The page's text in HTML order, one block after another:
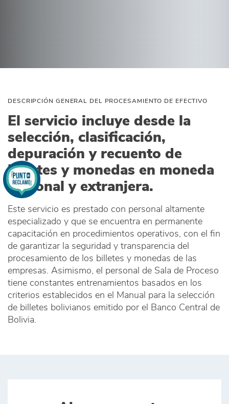
DESCRIPCIÓN GENERAL DEL PROCESAMIENTO DE EFECTIVO
El servicio incluye desde la
selección, clasificación,
depuración y recuento de
billetes y monedas en moneda
nacional y extranjera.
Este servicio es prestado con personal altamente
especializado y que se encuentra en permanente
capacitación en procedimientos operativos, con el fin
de garantizar la seguridad y transparencia del
procesamiento de los billetes y monedas de las
empresas. Asimismo, el personal de Sala de Proceso
tiene constantes entrenamientos basados en los
criterios establecidos en el Manual para la selección
de billetes bolivianos emitido por el Banco Central de
Bolivia.